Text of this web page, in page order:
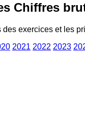
Chiffres
exercices et les
2021 2022 2023